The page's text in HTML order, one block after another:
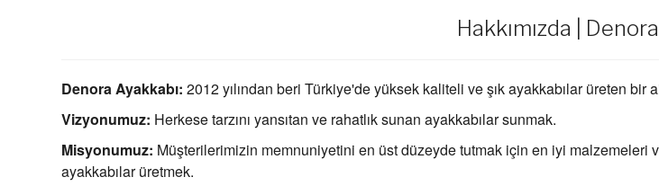
Hakkımızda |
Denora Ayakkabı: 2012 yılından beri Türkiye'de yüksek kaliteli ve şık ayakkabılar üreten bir
Vizyonumuz: Herkese tarzını yansıtan ve rahatlık sunan ayakkabılar sunmak.
Misyonumuz: Müşterilerimizin memnuniyetini en üst düzeyde tutmak için en iyi malzemeleri
ayakkabılar üretmek.